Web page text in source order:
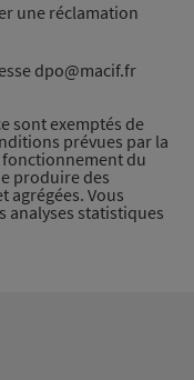
une réclamation
dpo@macif.fr
sont exemptés de
prévues par la
fonctionnement du
produire des
agrégées. Vous
analyses statistiques